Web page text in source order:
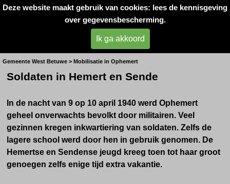
Deze website maakt gebruik van cookies: lees de kennisgeving
over gegevensbescherming.
Ik ga akkoord
Oorlogsslachtoffers
West- Betuwe
Gemeente West Betuwe > Mobilisatie in Ophemert
Soldaten in Hemert en Sende
In de nacht van 9 op 10 april 1940 werd Ophemert
geheel onverwachts bevolkt door militairen. Veel
gezinnen kregen inkwartiering van soldaten. Zelfs de
lagere school werd door hen in gebruik genomen. De
Hemertse en Sendense jeugd kreeg toen tot haar groot
genoegen zelfs enige tijd extra vakantie.